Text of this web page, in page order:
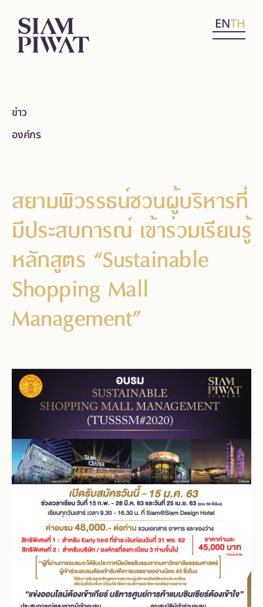
ENTH
ข่าว
องค์กร
สยามพิวรรธน์ชวนผู้บริหารที่
มีประสบการณ์ เข้าร่วมเรียนรู้
หลักสูตร “Sustainable
Shopping Mall
Management”